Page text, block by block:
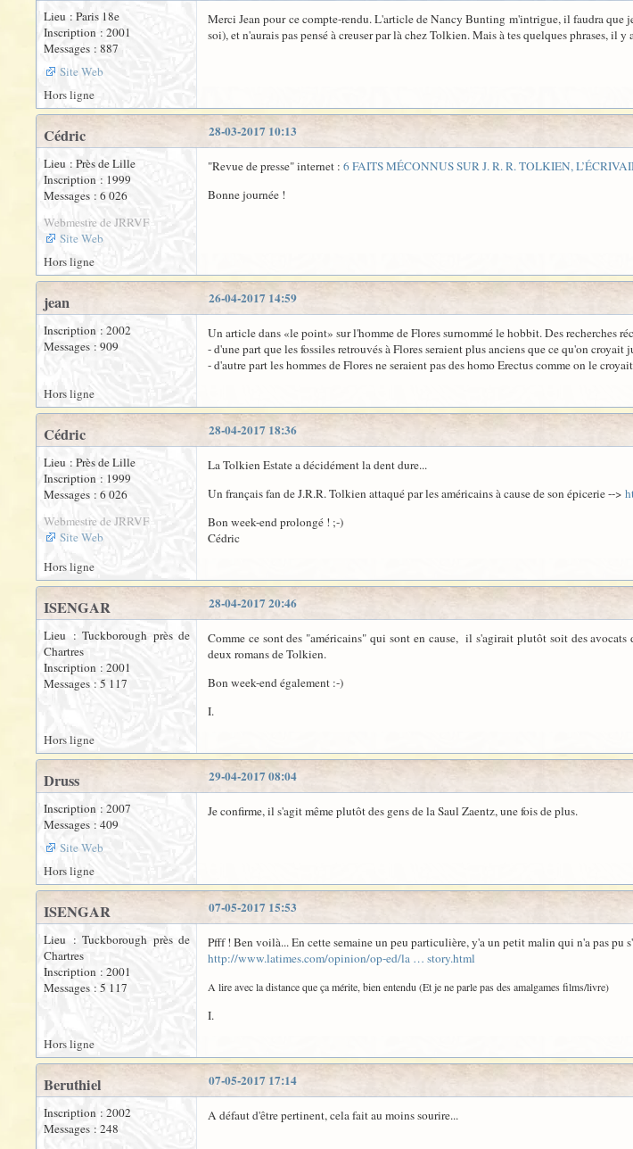
Lieu : Paris 18e
Inscription : 2001
Messages : 887
Site Web
Merci Jean pour ce compte-rendu. L'article de Nancy Bunting m'intrigue, il faudra que
soi), et n'aurais pas pensé à creuser par là chez Tolkien. Mais à tes quelques phrases, il
Hors ligne
28-03-2017 10:13
Cédric
Lieu : Près de Lille
Inscription : 1999
Messages : 6 026
Webmestre de JRRVF
Site Web
"Revue de presse" internet : 6 FAITS MÉCONNUS SUR J. R. R. TOLKIEN,
Bonne journée !
Hors ligne
26-04-2017 14:59
jean
Inscription : 2002
Messages : 909
Un article dans «le point» sur l'homme de Flores surnommé le hobbit. Des recherches
- d'une part que les fossiles retrouvés à Flores seraient plus anciens que ce qu'on
- d'autre part les hommes de Flores ne seraient pas des homo Erectus comme on le
Hors ligne
28-04-2017 18:36
Cédric
Lieu : Près de Lille
Inscription : 1999
Messages : 6 026
Webmestre de JRRVF
Site Web
La Tolkien Estate a décidément la dent dure...
Un français fan de J.R.R. Tolkien attaqué par les américains à cause de son épicerie -->
Bon week-end prolongé ! ;-)
Cédric
Hors ligne
28-04-2017 20:46
ISENGAR
Lieu : Tuckborough près de
Chartres
Inscription : 2001
Messages : 5 117
Comme ce sont des "américains" qui sont en cause, il s'agirait plutôt soit des
deux romans de Tolkien.
Bon week-end également :-)
I.
Hors ligne
29-04-2017 08:04
Druss
Inscription : 2007
Messages : 409
Site Web
Je confirme, il s'agit même plutôt des gens de la Saul Zaentz, une fois de plus.
Hors ligne
07-05-2017 15:53
ISENGAR
Lieu : Tuckborough près de
Chartres
Inscription : 2001
Messages : 5 117
Pfff ! Ben voilà... En cette semaine un peu particulière, y'a un petit malin qui n'a pas pu
http://www.latimes.com/opinion/op-ed/la … story.html
A lire avec la distance que ça mérite, bien entendu (Et je ne parle pas des amalgames films/livre)
I.
Hors ligne
07-05-2017 17:14
Beruthiel
Inscription : 2002
Messages : 248
A défaut d'être pertinent, cela fait au moins sourire...